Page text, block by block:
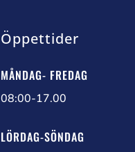
Öppettider
MÅNDAG- FREDAG
08:00-17.00
LÖRDAG-SÖNDAG